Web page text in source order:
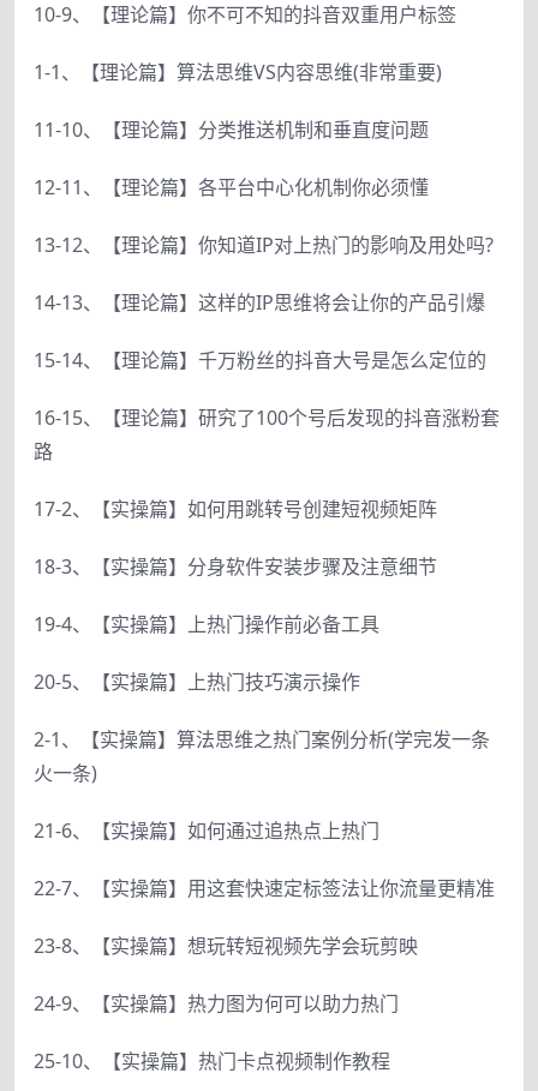
10-9、【理论篇】你不可不知的抖音双重用户标签
1-1、【理论篇】算法思维VS内容思维(非常重要)
11-10、【理论篇】分类推送机制和垂直度问题
12-11、【理论篇】各平台中心化机制你必须懂
13-12、【理论篇】你知道IP对上热门的影响及用处吗?
14-13、【理论篇】这样的IP思维将会让你的产品引爆
15-14、【理论篇】千万粉丝的抖音大号是怎么定位的
16-15、【理论篇】研究了100个号后发现的抖音涨粉套
路
17-2、【实操篇】如何用跳转号创建短视频矩阵
18-3、【实操篇】分身软件安装步骤及注意细节
19-4、【实操篇】上热门操作前必备工具
20-5、【实操篇】上热门技巧演示操作
2-1、【实操篇】算法思维之热门案例分析(学完发一条
火一条)
21-6、【实操篇】如何通过追热点上热门
22-7、【实操篇】用这套快速定标签法让你流量更精准
23-8、【实操篇】想玩转短视频先学会玩剪映
24-9、【实操篇】热力图为何可以助力热门
25-10、【实操篇】热门卡点视频制作教程